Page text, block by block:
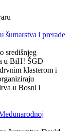
šumarstva i prerade
središnjeg
u BiH! ŠGD
klasterom i
u Bosni i